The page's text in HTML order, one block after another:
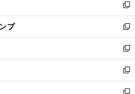
く
で
開
く
ィ
ン
ド
ウ
で
開
く
い
ウ
ィ
ン
ド
ウ
で
開
く
新
し
い
ウ
ィ
ン
ド
ウ
で
プ
新
し
い
ウ
ィ
ン
新
し
い
ウ
新
し